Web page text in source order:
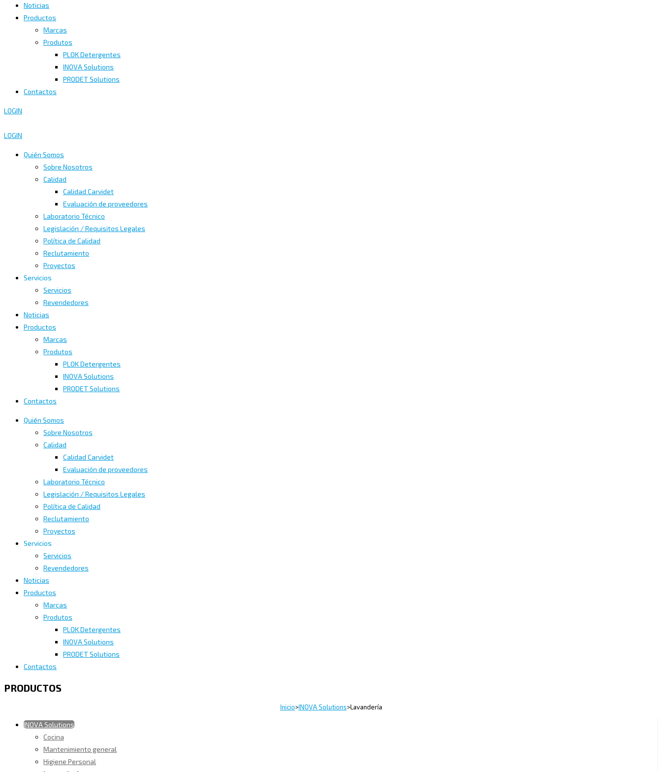
Noticias
Productos
Marcas
Produtos
PLOK Detergentes
INOVA Solutions
PRODET Solutions
Contactos
LOGIN
LOGIN
Quién Somos
Sobre Nosotros
Calidad
Calidad Carvidet
Evaluación de proveedores
Laboratorio Técnico
Legislación / Requisitos Legales
Política de Calidad
Reclutamiento
Proyectos
Servicios
Servicios
Revendedores
Noticias
Productos
Marcas
Produtos
PLOK Detergentes
INOVA Solutions
PRODET Solutions
Contactos
Quién Somos
Sobre Nosotros
Calidad
Calidad Carvidet
Evaluación de proveedores
Laboratorio Técnico
Legislación / Requisitos Legales
Política de Calidad
Reclutamiento
Proyectos
Servicios
Servicios
Revendedores
Noticias
Productos
Marcas
Produtos
PLOK Detergentes
INOVA Solutions
PRODET Solutions
Contactos
PRODUCTOS
Inicio>INOVA Solutions>Lavandería
INOVA Solutions
Cocina
Mantenimiento general
Higiene Personal